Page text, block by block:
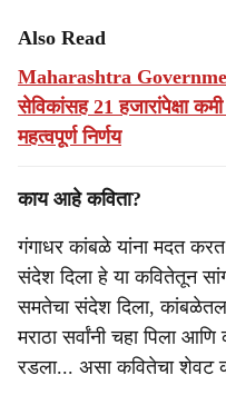
Also Read
Maharashtra
सेविकांसह 21 हजारांपेक्षा
महत्वपूर्ण निर्णय
काय आहे कविता?
गंगाधर कांबळे यांना मदत
संदेश दिला हे या कवितेतून
समतेचा संदेश दिला,
मराठा सर्वांनी चहा पिला
रडला... असा कवितेचा शेवट